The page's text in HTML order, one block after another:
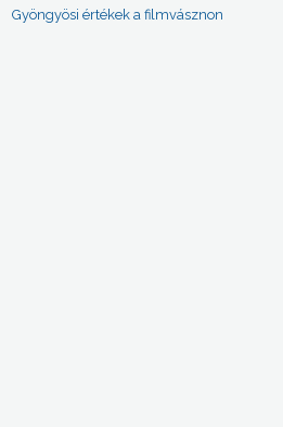
Gyöngyösi értékek a filmvásznon